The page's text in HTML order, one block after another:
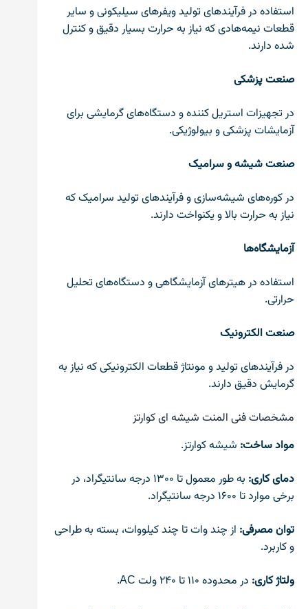
استفاده در فرآیندهای تولید ویفرهای سیلیکونی و سایر
قطعات نیمه‌هادی که نیاز به حرارت بسیار دقیق و کنترل
شده دارند.
صنعت پزشکی
در تجهیزات استریل کننده و دستگاه‌های گرمایشی برای
آزمایشات پزشکی و بیولوژیکی.
صنعت شیشه و سرامیک
در کوره‌های شیشه‌سازی و فرآیندهای تولید سرامیک که
نیاز به حرارت بالا و یکنواخت دارند.
آزمایشگاه‌ها
استفاده در هیترهای آزمایشگاهی و دستگاه‌های تحلیل
حرارتی.
صنعت الکترونیک
در فرآیندهای تولید و مونتاژ قطعات الکترونیکی که نیاز به
گرمایش دقیق دارند.
مشخصات فنی المنت شیشه ای کوارتز
مواد ساخت: شیشه کوارتز.
دمای کاری:
به طور معمول تا ۱۳۰۰ درجه سانتیگراد، در
برخی موارد تا ۱۶۰۰ درجه سانتیگراد.
توان مصرفی: از چند وات تا چند کیلووات، بسته به طراحی
و کاربرد.
ولتاژ کاری: در محدوده ۱۱۰ تا ۲۴۰ ولت AC.